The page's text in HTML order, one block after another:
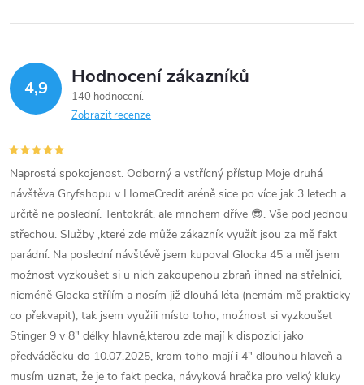
4,9 Hodnocení zákazníků
140 hodnocení
Zobrazit recenze
Naprostá spokojenost. Odborný a vstřícný přístup Moje druhá
návštěva Gryfshopu v HomeCredit aréně sice po více jak 3 letech a
určitě ne poslední. Tentokrát, ale mnohem dříve 😎. Vše pod jednou
střechou. Služby ,které zde může zákazník využít jsou za mě fakt
parádní. Na poslední návštěvě jsem kupoval Glocka 45 a měl jsem
možnost vyzkoušet si u nich zakoupenou zbraň ihned na střelnici,
nicméně Glocka střílím a nosím již dlouhá léta (nemám mě prakticky
co překvapit), tak jsem využili místo toho, možnost si vyzkoušet
Stinger 9 v 8" délky hlavně,kterou zde mají k dispozici jako
předváděcku do 10.07.2025, krom toho mají i 4" dlouhou hlaveň a
musím uznat, že je to fakt pecka, návyková hračka pro velký kluky